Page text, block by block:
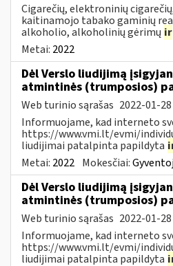
Cigarečių, elektroninių
kaitinamojo tabako gaminių
alkoholio, alkoholinių gėrimų ir
Metai: 2022
Dėl Verslo liudijimą
atmintinės (trumposios)
Web turinio sąrašas 2022-01-28
Informuojame, kad interneto
https://www.vmi.lt/evmi/
liudijimai patalpinta papildyta
Metai: 2022 Mokesčiai:
Dėl Verslo liudijimą
atmintinės (trumposios)
Web turinio sąrašas 2022-01-28
Informuojame, kad interneto
https://www.vmi.lt/evmi/
liudijimai patalpinta papildyta